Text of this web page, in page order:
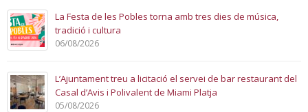
La Festa de les Pobles torna amb tres dies de música,
tradició i cultura
06/08/2026
L’Ajuntament treu a licitació el servei de bar restaurant del
Casal d’Avis i Polivalent de Miami Platja
05/08/2026